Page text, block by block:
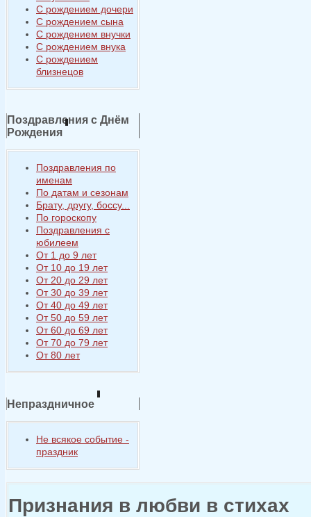
С рождением дочери
С рождением сына
С рождением внучки
С рождением внука
С рождением
близнецов
Поздравления с Днём
Рождения
Поздравления по
именам
По датам и сезонам
Брату, другу, боссу...
По гороскопу
Поздравления с
юбилеем
От 1 до 9 лет
От 10 до 19 лет
От 20 до 29 лет
От 30 до 39 лет
От 40 до 49 лет
От 50 до 59 лет
От 60 до 69 лет
От 70 до 79 лет
От 80 лет
Непраздничное
Не всякое событие -
праздник
Признания в любви в стихах